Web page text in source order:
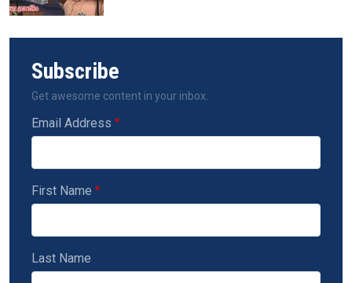
Subscribe
Get awesome content in your inbox.
Email Address
First Name
Last Name